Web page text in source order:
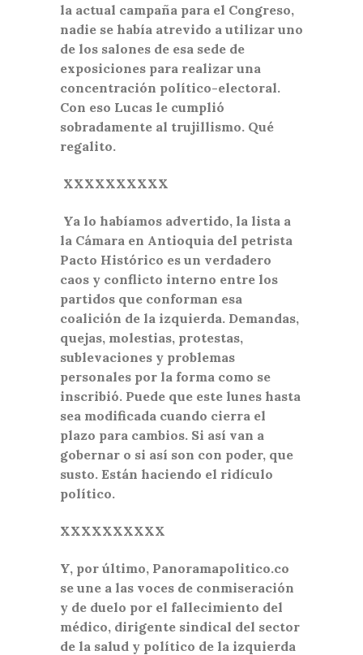
la actual campaña para el Congreso,
nadie se había atrevido a utilizar uno
de los salones de esa sede de
exposiciones para realizar una
concentración político-electoral.
Con eso Lucas le cumplió
sobradamente al trujillismo. Qué
regalito.
XXXXXXXXXX
Ya lo habíamos advertido, la lista a
la Cámara en Antioquia del petrista
Pacto Histórico es un verdadero
caos y conflicto interno entre los
partidos que conforman esa
coalición de la izquierda. Demandas,
quejas, molestias, protestas,
sublevaciones y problemas
personales por la forma como se
inscribió. Puede que este lunes hasta
sea modificada cuando cierra el
plazo para cambios. Si así van a
gobernar o si así son con poder, que
susto. Están haciendo el ridículo
político.
XXXXXXXXXX
Y, por último, Panoramapolitico.co
se une a las voces de conmiseración
y de duelo por el fallecimiento del
médico, dirigente sindical del sector
de la salud y político de la izquierda